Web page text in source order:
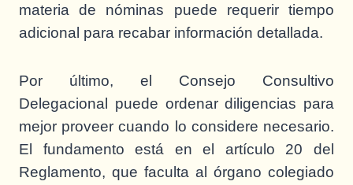
materia de nóminas puede requerir tiempo
adicional para recabar información detallada.
Por último, el Consejo Consultivo
Delegacional puede ordenar diligencias para
mejor proveer cuando lo considere necesario.
El fundamento está en el artículo 20 del
Reglamento, que faculta al órgano colegiado